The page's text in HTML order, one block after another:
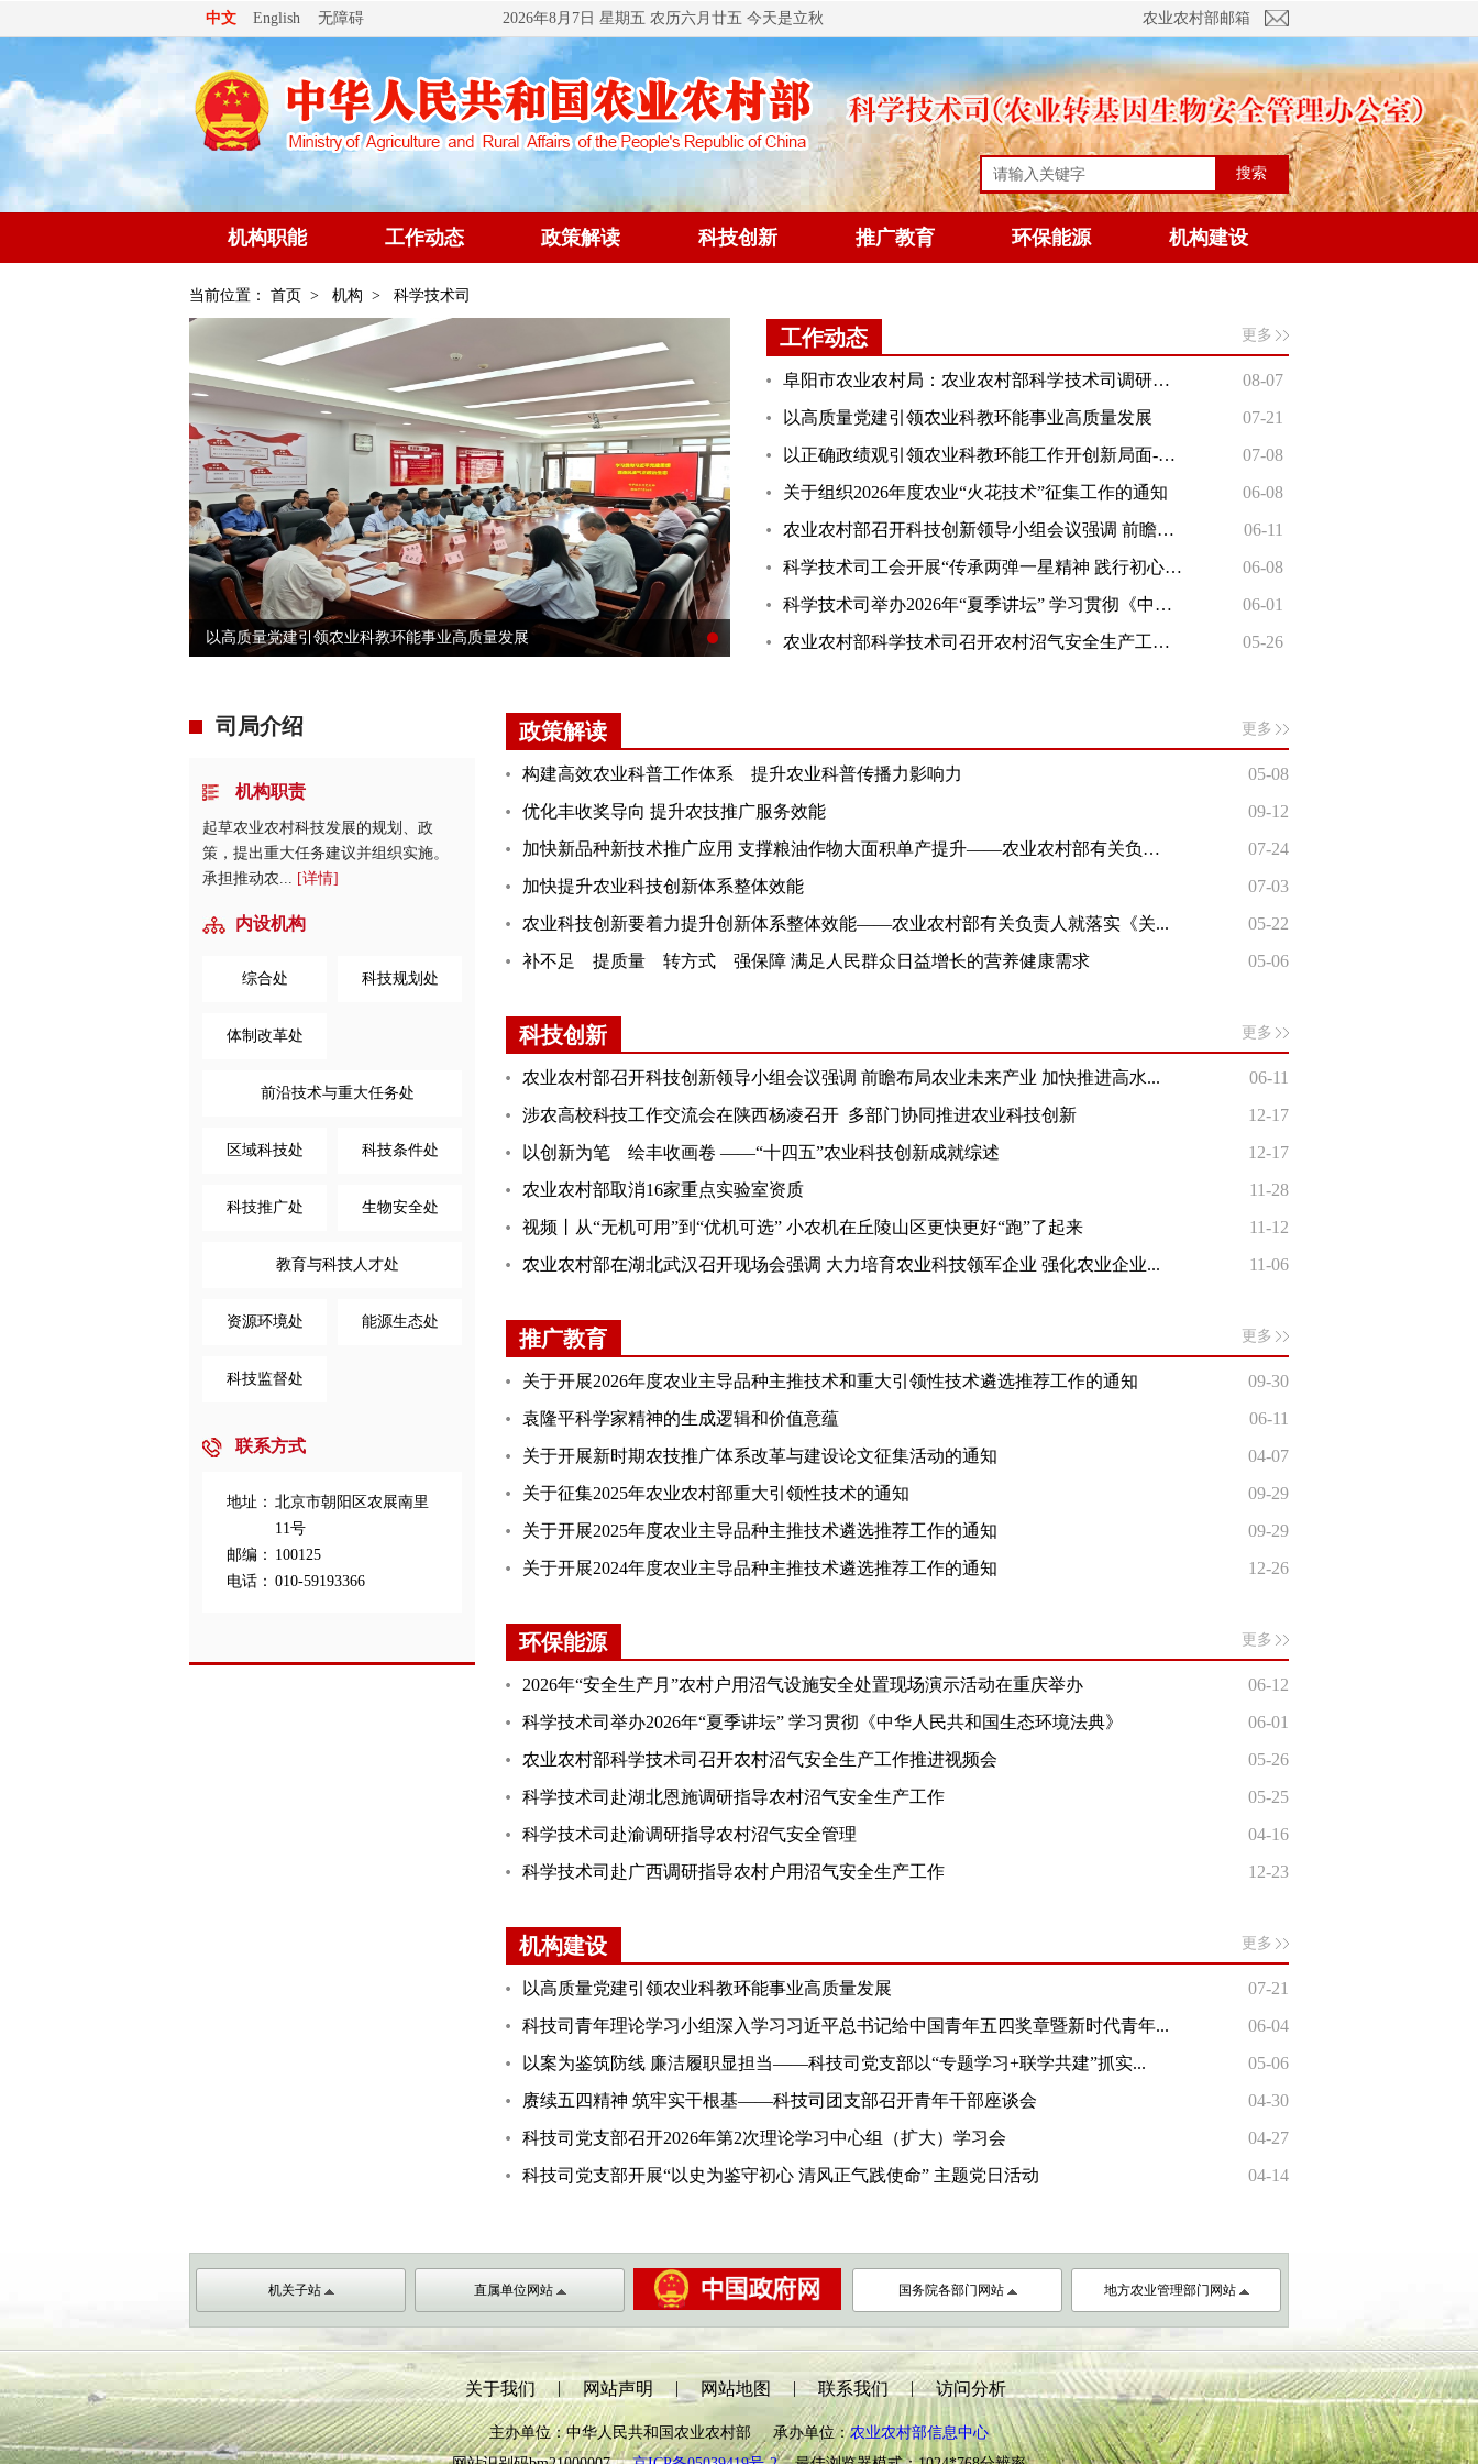
中文 English 无障碍 2026年8月7日 星期五 农历六月廿五 今天是立秋 农业农村部邮箱
搜索
机构职能 工作动态 政策解读 科技创新 推广教育 环保能源 机构建设
当前位置： 首页 > 机构 > 科学技术司
以高质量党建引领农业科教环能事业高质量发展
工作动态 更多
阜阳市农业农村局：农业农村部科学技术司调研组来我市开展农村沼气设施安全生...
08-07
以高质量党建引领农业科教环能事业高质量发展
07-21
以正确政绩观引领农业科教环能工作开创新局面-科学技术司党支部开展树立和践行...
07-08
关于组织2026年度农业“火花技术”征集工作的通知
06-08
农业农村部召开科技创新领导小组会议强调 前瞻布局农业未来产业 加快推进高水...
06-11
科学技术司工会开展“传承两弹一星精神 践行初心使命”集体活动
06-08
科学技术司举办2026年“夏季讲坛” 学习贯彻《中华人民共和国生态环境法典》
06-01
农业农村部科学技术司召开农村沼气安全生产工作推进视频会
05-26
司局介绍
机构职责
起草农业农村科技发展的规划、政
策，提出重大任务建议并组织实施。
承担推动农... [详情]
内设机构
综合处 科技规划处
体制改革处
前沿技术与重大任务处
区域科技处 科技条件处
科技推广处 生物安全处
教育与科技人才处
资源环境处 能源生态处
科技监督处
联系方式
地址： 北京市朝阳区农展南里
11号
邮编： 100125
电话： 010-59193366
政策解读 更多
构建高效农业科普工作体系 提升农业科普传播力影响力
05-08
优化丰收奖导向 提升农技推广服务效能
09-12
加快新品种新技术推广应用 支撑粮油作物大面积单产提升——农业农村部有关负责...
07-24
加快提升农业科技创新体系整体效能
07-03
农业科技创新要着力提升创新体系整体效能——农业农村部有关负责人就落实《关...
05-22
补不足 提质量 转方式 强保障 满足人民群众日益增长的营养健康需求
05-06
科技创新 更多
农业农村部召开科技创新领导小组会议强调 前瞻布局农业未来产业 加快推进高水...
06-11
涉农高校科技工作交流会在陕西杨凌召开 多部门协同推进农业科技创新
12-17
以创新为笔 绘丰收画卷 ——“十四五”农业科技创新成就综述
12-17
农业农村部取消16家重点实验室资质
11-28
视频丨从“无机可用”到“优机可选” 小农机在丘陵山区更快更好“跑”了起来
11-12
农业农村部在湖北武汉召开现场会强调 大力培育农业科技领军企业 强化农业企业...
11-06
推广教育 更多
关于开展2026年度农业主导品种主推技术和重大引领性技术遴选推荐工作的通知
09-30
袁隆平科学家精神的生成逻辑和价值意蕴
06-11
关于开展新时期农技推广体系改革与建设论文征集活动的通知
04-07
关于征集2025年农业农村部重大引领性技术的通知
09-29
关于开展2025年度农业主导品种主推技术遴选推荐工作的通知
09-29
关于开展2024年度农业主导品种主推技术遴选推荐工作的通知
12-26
环保能源 更多
2026年“安全生产月”农村户用沼气设施安全处置现场演示活动在重庆举办
06-12
科学技术司举办2026年“夏季讲坛” 学习贯彻《中华人民共和国生态环境法典》
06-01
农业农村部科学技术司召开农村沼气安全生产工作推进视频会
05-26
科学技术司赴湖北恩施调研指导农村沼气安全生产工作
05-25
科学技术司赴渝调研指导农村沼气安全管理
04-16
科学技术司赴广西调研指导农村户用沼气安全生产工作
12-23
机构建设 更多
以高质量党建引领农业科教环能事业高质量发展
07-21
科技司青年理论学习小组深入学习习近平总书记给中国青年五四奖章暨新时代青年...
06-04
以案为鉴筑防线 廉洁履职显担当——科技司党支部以“专题学习+联学共建”抓实...
05-06
赓续五四精神 筑牢实干根基——科技司团支部召开青年干部座谈会
04-30
科技司党支部召开2026年第2次理论学习中心组（扩大）学习会
04-27
科技司党支部开展“以史为鉴守初心 清风正气践使命” 主题党日活动
04-14
机关子站 直属单位网站 国务院各部门网站 地方农业管理部门网站
关于我们 | 网站声明 | 网站地图 | 联系我们 | 访问分析
主办单位：中华人民共和国农业农村部 承办单位：农业农村部信息中心